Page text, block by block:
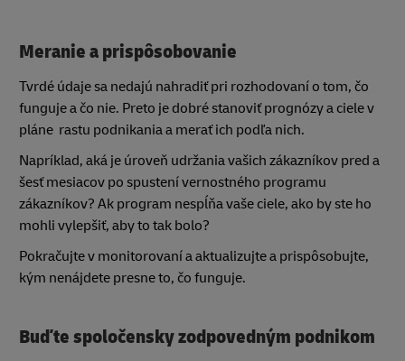
Meranie a prispôsobovanie
Tvrdé údaje sa nedajú nahradiť pri rozhodovaní o tom, čo
funguje a čo nie. Preto je dobré stanoviť prognózy a ciele v
pláne rastu podnikania a merať ich podľa nich.
Napríklad, aká je úroveň udržania vašich zákazníkov pred a
šesť mesiacov po spustení vernostného programu
zákazníkov? Ak program nespĺňa vaše ciele, ako by ste ho
mohli vylepšiť, aby to tak bolo?
Pokračujte v monitorovaní a aktualizujte a prispôsobujte,
kým nenájdete presne to, čo funguje.
Buďte spoločensky zodpovedným podnikom